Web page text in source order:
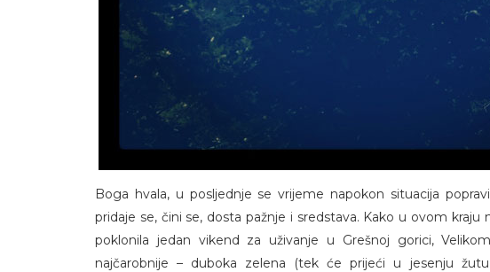
Boga hvala, u posljednje se vrijeme napokon situacija
pridaje se, čini se, dosta pažnje i sredstava. Kako u ovom
poklonila jedan vikend za uživanje u Grešnoj gorici,
najčarobnije – duboka zelena (tek će prijeći u jesenju